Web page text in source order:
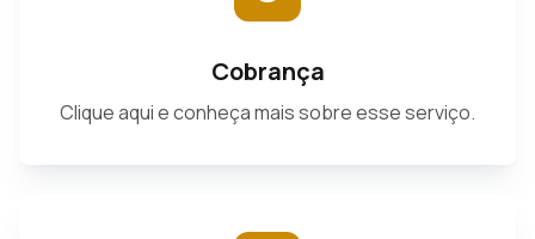
Cobrança
Clique aqui e conheça mais sobre esse serviço.